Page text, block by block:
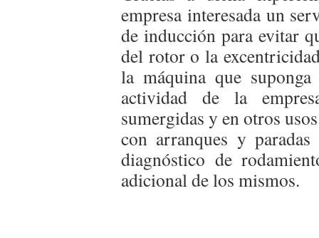
empresa interesada un
de inducción para evitar
del rotor o la
la máquina que
actividad de la
sumergidas y en otros
con arranques y
diagnóstico de
adicional de los mismos.